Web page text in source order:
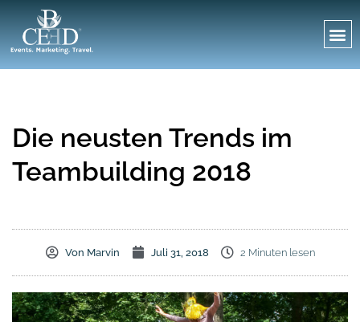
Die neusten Trends im
Teambuilding 2018
Von Marvin Juli 31, 2018 2 Minuten lesen